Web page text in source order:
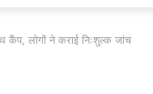
कैंप, लोगों ने कराई निःशुल्क जांच